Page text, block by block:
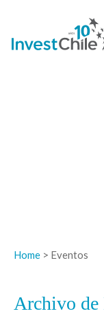
Home > Eventos
Archivo de